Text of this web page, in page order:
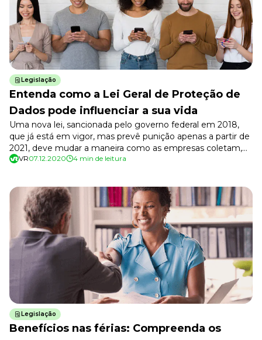
Legislação
Entenda como a Lei Geral de Proteção de
Dados pode influenciar a sua vida
Uma nova lei, sancionada pelo governo federal em 2018,
que já está em vigor, mas prevê punição apenas a partir de
2021, deve mudar a maneira como as empresas coletam,
armazenam, tratam e compartilham as informações de
VR07.12.2020 4 min de leitura
Legislação
Benefícios nas férias: Compreenda os